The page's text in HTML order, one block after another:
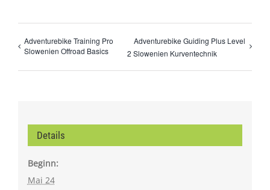
Adventurebike Training Pro
Slowenien Offroad Basics
Adventurebike Guiding Plus Level
2 Slowenien Kurventechnik
Details
Beginn:
Mai 24